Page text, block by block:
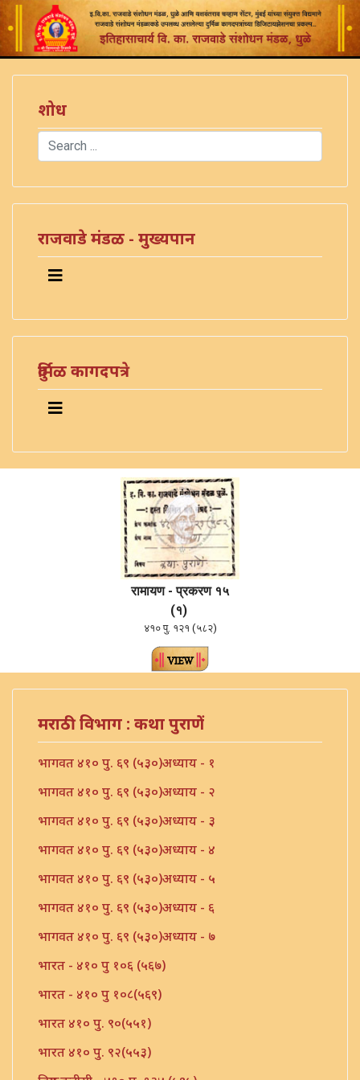
शोध
Search
राजवाडे मंडळ - मुख्यपान
दुर्मिळ कागदपत्रे
रामायण - प्रकरण १५
(१)
४१० पु. १२१ (५८२)
मराठी विभाग : कथा पुराणें
भागवत ४१० पु. ६९ (५३०)अध्याय - १
भागवत ४१० पु. ६९ (५३०)अध्याय - २
भागवत ४१० पु. ६९ (५३०)अध्याय - ३
भागवत ४१० पु. ६९ (५३०)अध्याय - ४
भागवत ४१० पु. ६९ (५३०)अध्याय - ५
भागवत ४१० पु. ६९ (५३०)अध्याय - ६
भागवत ४१० पु. ६९ (५३०)अध्याय - ७
भारत - ४१० पु १०६ (५६७)
भारत - ४१० पु १०८(५६९)
भारत ४१० पु. ९०(५५१)
भारत ४१० पु. ९२(५५३)